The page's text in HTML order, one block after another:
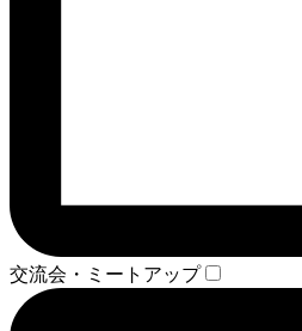
交流会・ミートアップ